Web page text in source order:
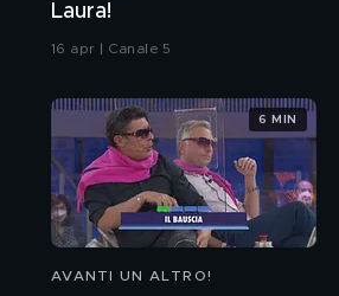
Laura!
16 apr | Canale 5
AVANTI UN ALTRO!
6 MIN